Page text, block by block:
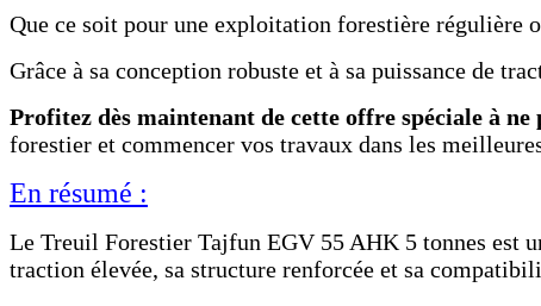
Que ce soit pour une exploitation forestière régulière
Grâce à sa conception robuste et à sa puissance de
Profitez dès maintenant de cette offre spéciale à ne
forestier et commencer vos travaux dans les
En résumé :
Le Treuil Forestier Tajfun EGV 55 AHK 5 tonnes est
traction élevée, sa structure renforcée et sa